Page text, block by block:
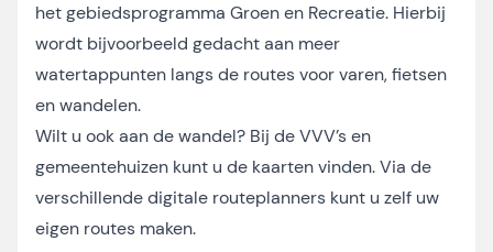
het gebiedsprogramma Groen en Recreatie. Hierbij
wordt bijvoorbeeld gedacht aan meer
watertappunten langs de routes voor varen, fietsen
en wandelen.
Wilt u ook aan de wandel? Bij de VVV’s en
gemeentehuizen kunt u de kaarten vinden. Via de
verschillende digitale routeplanners kunt u zelf uw
eigen routes maken.